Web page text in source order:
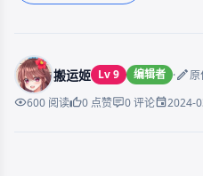
搬运姬 Lv 9 编辑者 · 原
600 阅读
0 点赞 0 评论 2024-